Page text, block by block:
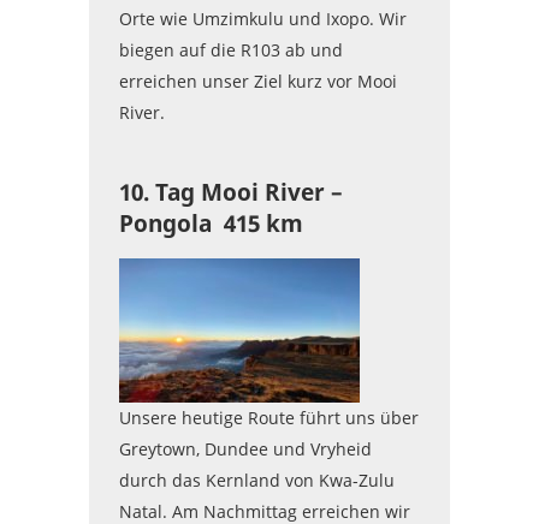
Orte wie Umzimkulu und Ixopo. Wir
biegen auf die R103 ab und
erreichen unser Ziel kurz vor Mooi
River.
10. Tag Mooi River –
Pongola 415 km
Unsere heutige Route führt uns über
Greytown, Dundee und Vryheid
durch das Kernland von Kwa-Zulu
Natal. Am Nachmittag erreichen wir